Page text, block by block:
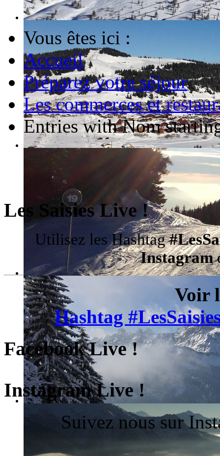
Vous êtes ici :
Accueil
Préparez votre séjour
Les commerces et
Entries with Nom
Les Saisies Live !
Utilisez les Hashtag
Instagram
Voir
Hashtag
Facebook Live !
Instagram Live !
Suivez nous sur